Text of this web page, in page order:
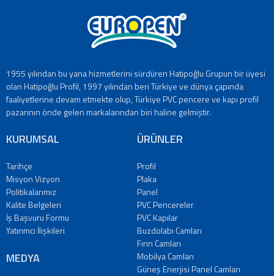
1955 yılından bu yana hizmetlerini sürdüren Hatipoğlu Grupun bir üyesi
olan Hatipoğlu Profil, 1997 yılından beri Türkiye ve dünya çapında
faaliyetlerine devam etmekte olup, Türkiye PVC pencere ve kapı profil
pazarının önde gelen markalarından biri haline gelmiştir.
KURUMSAL
Tarihçe
Misyon Vizyon
Politikalarımız
Kalite Belgeleri
İş Başvuru Formu
Yatırımcı İlişkileri
MEDYA
ÜRÜNLER
Profil
Plaka
Panel
PVC Pencereler
PVC Kapılar
Buzdolabı Camları
Fırın Camları
Mobilya Camları
Güneş Enerjisi Panel Camları